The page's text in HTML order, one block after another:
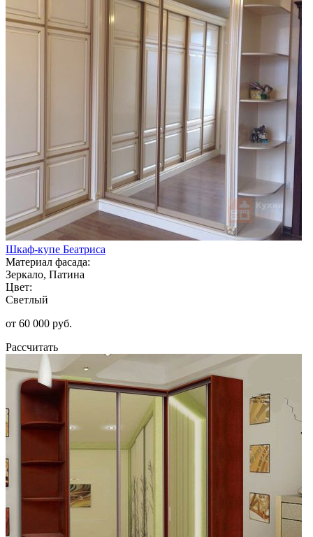
Шкаф-купе Беатриса
Материал фасада:
Зеркало, Патина
Цвет:
Светлый
от 60 000 руб.
Рассчитать